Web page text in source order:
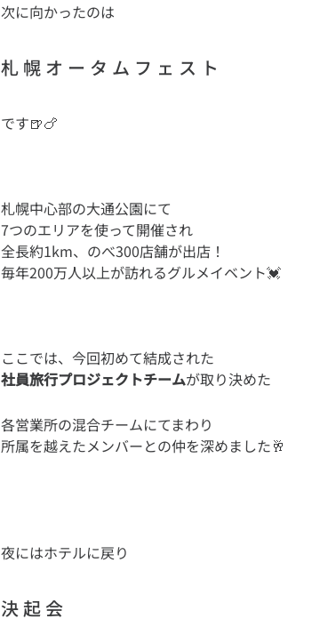
次に向かったのは
札 幌 オ ー タ ム フ ェ ス ト
札幌中心部の大通公園にて
7つのエリアを使って開催され
全長約1km、のべ300店舗が出店！
社員旅行プロジェクトチームが取り決めた
各営業所の混合チームにてまわり
夜にはホテルに戻り
決 起 会